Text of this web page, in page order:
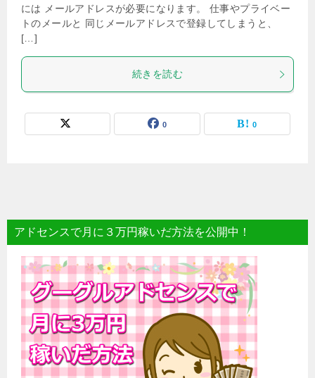
には メールアドレスが必要になります。 仕事やプライベー
トのメールと 同じメールアドレスで登録してしまうと、
[…]
続きを読む
0 0
アドセンスで月に３万円稼いだ方法を公開中！